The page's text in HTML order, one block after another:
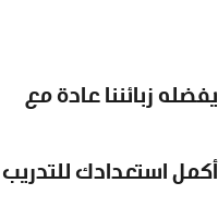
يفضله زبائننا عادة مع
أكمل استعدادك للتدريب